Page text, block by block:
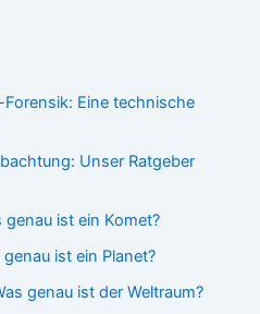
Eine technische
Unser Ratgeber
ist ein Komet?
ist ein Planet?
genau ist der Weltraum?